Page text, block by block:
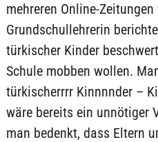
mehreren Online-
Grundschullehrerin
türkischer Kinder
Schule mobben wollen.
türkischerrrr Kinnnnder –
wäre bereits ein unnötiger
man bedenkt, dass Eltern